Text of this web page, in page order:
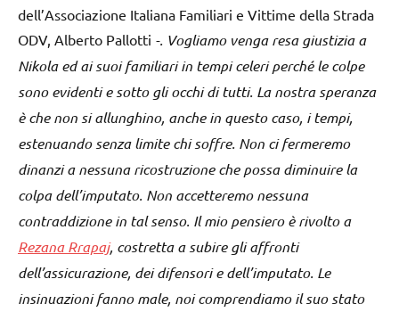
dell’Associazione Italiana Familiari e Vittime della Strada
ODV, Alberto Pallotti -. Vogliamo venga resa giustizia a
Nikola ed ai suoi familiari in tempi celeri perché le colpe
sono evidenti e sotto gli occhi di tutti. La nostra speranza
è che non si allunghino, anche in questo caso, i tempi,
estenuando senza limite chi soffre. Non ci fermeremo
dinanzi a nessuna ricostruzione che possa diminuire la
colpa dell’imputato. Non accetteremo nessuna
contraddizione in tal senso. Il mio pensiero è rivolto a
Rezana Rrapaj, costretta a subire gli affronti
dell’assicurazione, dei difensori e dell’imputato. Le
insinuazioni fanno male, noi comprendiamo il suo stato